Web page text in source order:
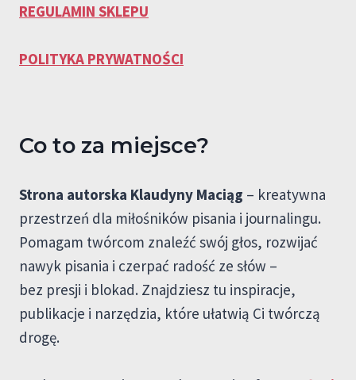
REGULAMIN SKLEPU
POLITYKA PRYWATNOŚCI
Co to za miejsce?
Strona autorska Klaudyny Maciąg – kreatywna
przestrzeń dla miłośników pisania i journalingu.
Pomagam twórcom znaleźć swój głos, rozwijać
nawyk pisania i czerpać radość ze słów –
bez presji i blokad. Znajdziesz tu inspiracje,
publikacje i narzędzia, które ułatwią Ci twórczą
drogę.